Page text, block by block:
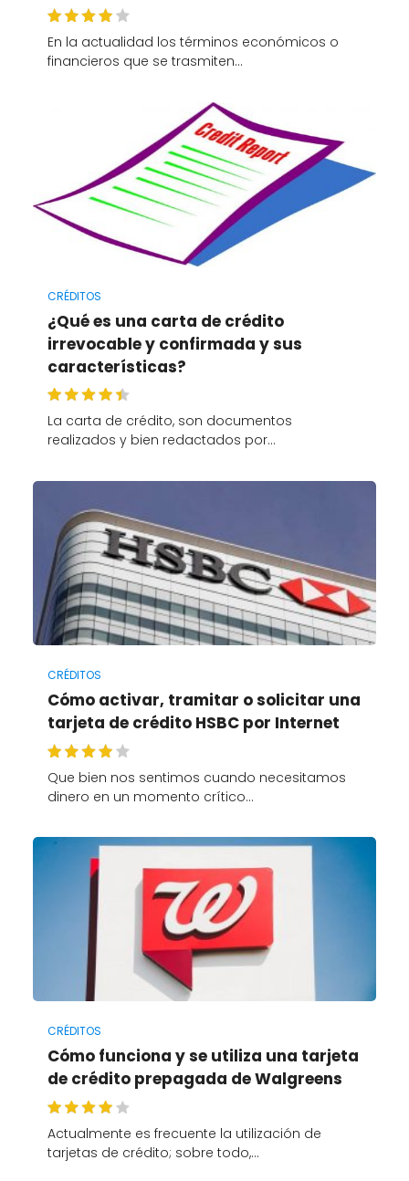
En la actualidad los términos económicos o
financieros que se trasmiten…
CRÉDITOS
¿Qué es una carta de crédito
irrevocable y confirmada y sus
características?
La carta de crédito, son documentos
realizados y bien redactados por…
CRÉDITOS
Cómo activar, tramitar o solicitar una
tarjeta de crédito HSBC por Internet
Que bien nos sentimos cuando necesitamos
dinero en un momento crítico…
CRÉDITOS
Cómo funciona y se utiliza una tarjeta
de crédito prepagada de Walgreens
Actualmente es frecuente la utilización de
tarjetas de crédito; sobre todo,…